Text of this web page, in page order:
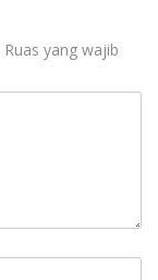
Ruas yang wajib